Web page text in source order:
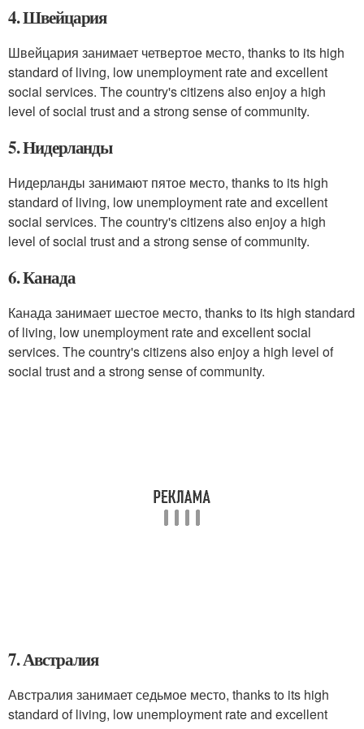
4. Швейцария
Швейцария занимает четвертое место, thanks to its high
standard of living, low unemployment rate and excellent
social services. The country's citizens also enjoy a high
level of social trust and a strong sense of community.
5. Нидерланды
Нидерланды занимают пятое место, thanks to its high
standard of living, low unemployment rate and excellent
social services. The country's citizens also enjoy a high
level of social trust and a strong sense of community.
6. Канада
Канада занимает шестое место, thanks to its high standard
of living, low unemployment rate and excellent social
services. The country's citizens also enjoy a high level of
social trust and a strong sense of community.
7. Австралия
Австралия занимает седьмое место, thanks to its high
standard of living, low unemployment rate and excellent